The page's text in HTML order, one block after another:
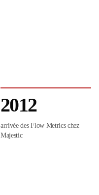
2012
arrivée des Flow Metrics chez
Majestic